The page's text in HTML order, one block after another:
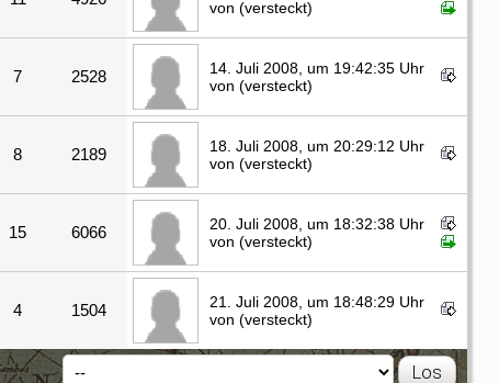
von (versteckt)
7 2528
14. Juli 2008, um 19:42:35 Uhr
von (versteckt)
8 2189
18. Juli 2008, um 20:29:12 Uhr
von (versteckt)
15 6066
20. Juli 2008, um 18:32:38 Uhr
von (versteckt)
4 1504
21. Juli 2008, um 18:48:29 Uhr
von (versteckt)